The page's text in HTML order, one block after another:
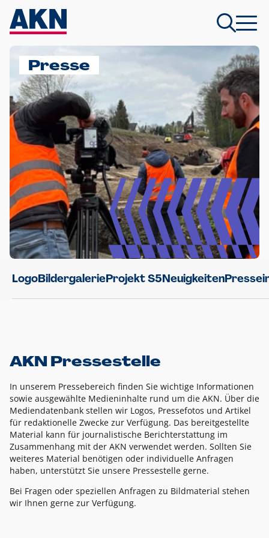
Presse
LogoBildergalerieProjekt S5Neuigkeiten
AKN Pressestelle
In unserem Pressebereich finden Sie wichtige Informationen
sowie ausgewählte Medieninhalte rund um die AKN. Über die
Mediendatenbank stellen wir Logos, Pressefotos und Artikel
für redaktionelle Zwecke zur Verfügung. Das bereitgestellte
Material kann für journalistische Berichterstattung im
Zusammenhang mit der AKN verwendet werden. Sollten Sie
weiteres Material benötigen oder individuelle Anfragen
haben, unterstützt Sie unsere Pressestelle gerne.
Bei Fragen oder speziellen Anfragen zu Bildmaterial stehen
wir Ihnen gerne zur Verfügung.